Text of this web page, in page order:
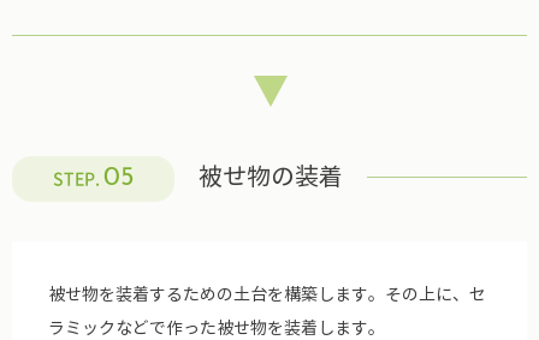
STEP. 05 被せ物の装着
被せ物を装着するための土台を構築します。その上に、セ
ラミックなどで作った被せ物を装着します。